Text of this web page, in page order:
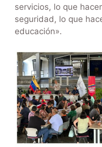
servicios, lo que
seguridad, lo que
educación».